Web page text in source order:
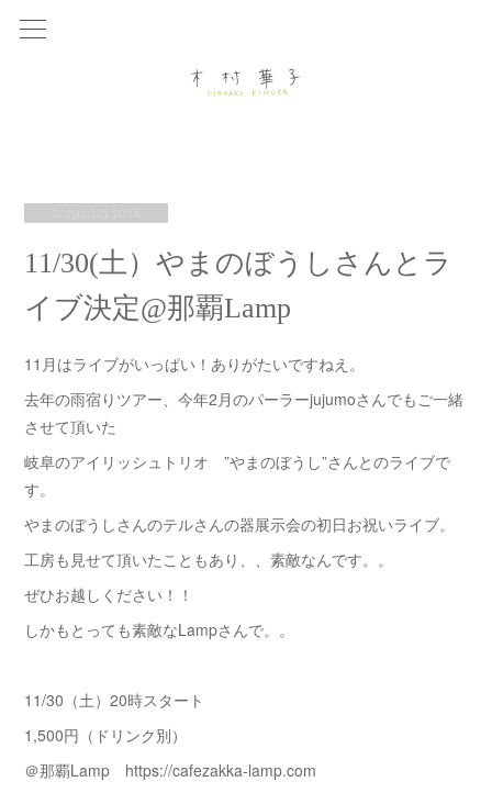
2019.10.21 10:18
11/30(土）やまのぼうしさんとラ
イブ決定@那覇Lamp
11月はライブがいっぱい！ありがたいですねえ。
去年の雨宿りツアー、今年2月のパーラーjujumoさんでもご一緒
させて頂いた
岐阜のアイリッシュトリオ ”やまのぼうし”さんとのライブで
す。
やまのぼうしさんのテルさんの器展示会の初日お祝いライブ。
工房も見せて頂いたこともあり、、素敵なんです。。
ぜひお越しください！！
しかもとっても素敵なLampさんで。。
11/30（土）20時スタート
1,500円（ドリンク別）
＠那覇Lamp https://cafezakka-lamp.com